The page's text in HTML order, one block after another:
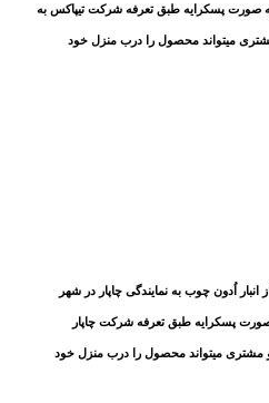
به صورت پسکرایه طبق تعرفه شرکت تیپاکس به
میتواند محصول را درب منزل خود
اُدون چوب به نمایندگی چاپار در شهر
پسکرایه طبق تعرفه شرکتچاپار
میتواند محصول را درب منزل خود